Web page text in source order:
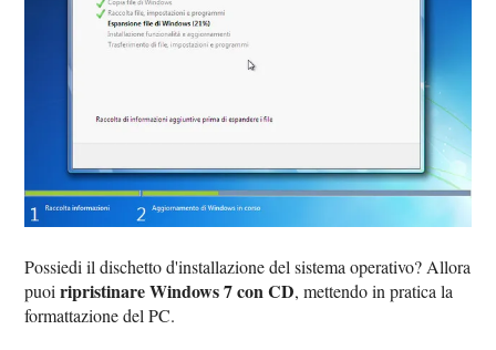
Possiedi il dischetto d'installazione del sistema operativo? Allora
puoiripristinare Windows 7 con CD, mettendo in pratica la
formattazione del PC.